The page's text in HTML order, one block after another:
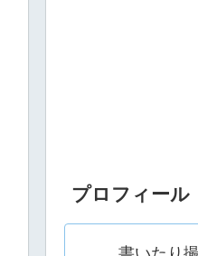
プロフィール